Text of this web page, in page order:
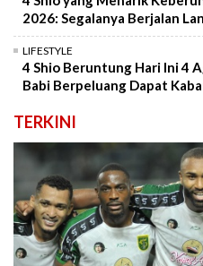
2026: Segalanya Berjalan
LIFESTYLE
4 Shio Beruntung Hari Ini 4
Babi Berpeluang Dapat
TERKINI